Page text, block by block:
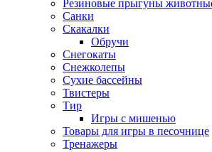
Резиновые прыгуны
Санки
Скакалки
Обручи
Снегокаты
Снежколепы
Сухие бассейны
Твистеры
Тир
Игры с мишенью
Товары для игры в песочнице
Тренажеры